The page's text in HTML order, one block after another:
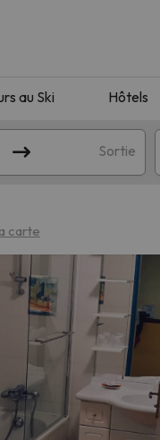
au Ski Hôtels
Sortie
Essayez de
carte